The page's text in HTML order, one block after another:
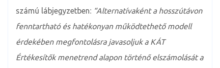
számú lábjegyzetben: “Alternatívaként a hosszútávon
fenntartható és hatékonyan működtethető modell
érdekében megfontolásra javasoljuk a KÁT
Értékesítők menetrend alapon történő elszámolását a